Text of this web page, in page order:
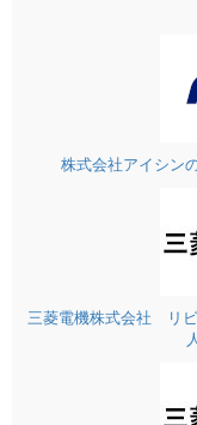
株式会社アイシン
三菱電機株式会社 リ